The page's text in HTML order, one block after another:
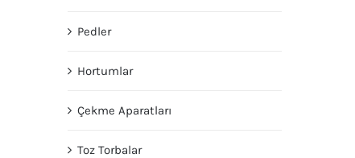
Pedler
Hortumlar
Çekme Aparatları
Toz Torbalar